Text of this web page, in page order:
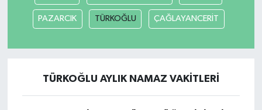
PAZARCIK TÜRKOĞLU ÇAĞLAYANCERİT
TÜRKOĞLU AYLIK NAMAZ VAKITLERI